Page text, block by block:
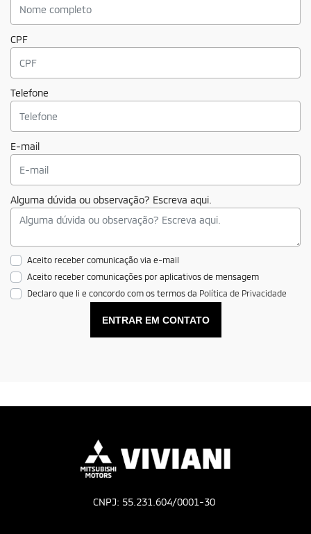
CPF
Telefone
E-mail
Alguma dúvida ou observação? Escreva aqui.
Aceito receber comunicação via e-mail
Aceito receber comunicações por aplicativos de mensagem
Declaro que li e concordo com os termos da Política de Privacidade
ENTRAR EM CONTATO
CNPJ: 55.231.604/0001-30